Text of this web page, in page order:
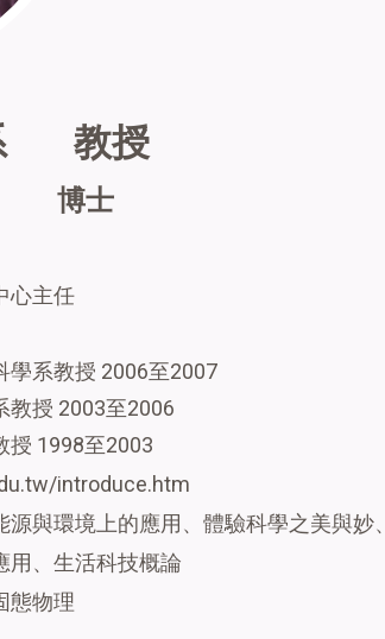
教授
博士
心主任
學系教授 2006至2007
教授 2003至2006
授 1998至2003
introduce.htm
與環境上的應用、體驗科學之美與妙、
用、生活科技概論
態物理